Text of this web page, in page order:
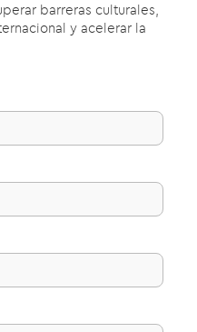
barreras culturales,
y acelerar la